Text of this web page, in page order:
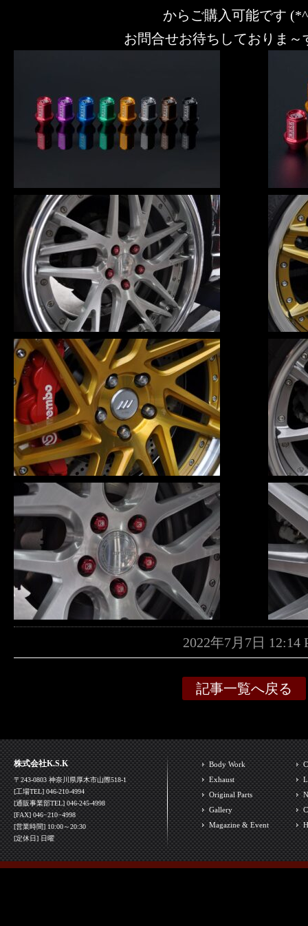
からご購入可能です
お問合せお待ちしておりま～
2022年7月7日
記事一覧へ戻る
株式会社K.S.K
〒243-0803 神奈川県厚木市山際518-1
[工場TEL] 046-210-4994
[通販事業部TEL] 046-245-4998
[FAX] 046−210−4998
[営業時間] 10:00～20:30
[定休日] 日曜
Body Work
Exhaust
Original Parts
Gallery
Magazine & Event